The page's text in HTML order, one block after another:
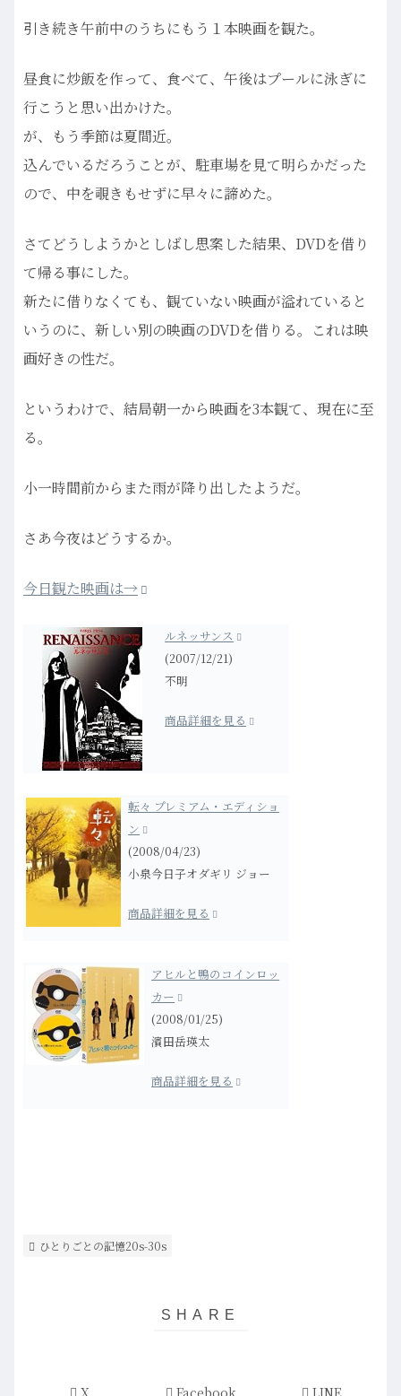
引き続き午前中のうちにもう１本映画を観た。
昼食に炒飯を作って、食べて、午後はプールに泳ぎに
行こうと思い出かけた。
が、もう季節は夏間近。
込んでいるだろうことが、駐車場を見て明らかだった
ので、中を覗きもせずに早々に諦めた。
さてどうしようかとしばし思案した結果、DVDを借り
て帰る事にした。
新たに借りなくても、観ていない映画が溢れていると
いうのに、新しい別の映画のDVDを借りる。これは映
画好きの性だ。
というわけで、結局朝一から映画を3本観て、現在に至
る。
小一時間前からまた雨が降り出したようだ。
さあ今夜はどうするか。
今日観た映画は→
ルネッサンス
(2007/12/21)
不明
商品詳細を見る
転々 プレミアム・エディショ
ン
(2008/04/23)
小泉今日子オダギリ ジョー
商品詳細を見る
アヒルと鴨のコインロッ
カー
(2008/01/25)
濱田岳瑛太
商品詳細を見る
ひとりごとの記憶20s-30s
X Facebook LINE